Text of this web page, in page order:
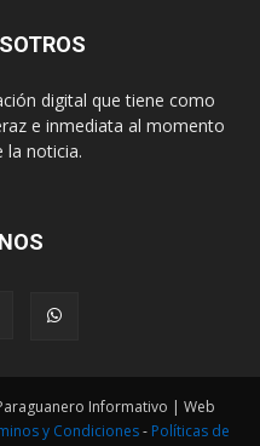
digital que tiene como
e inmediata al momento
la noticia.
Informativo | Web
y Condiciones- Políticas de